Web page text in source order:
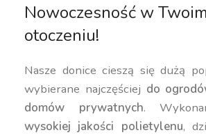
Nowoczesność w Twoim
otoczeniu!
Nasze donice cieszą się dużą
wybierane najczęściej do
domów prywatnych.
wysokiej jakości polietylenu,